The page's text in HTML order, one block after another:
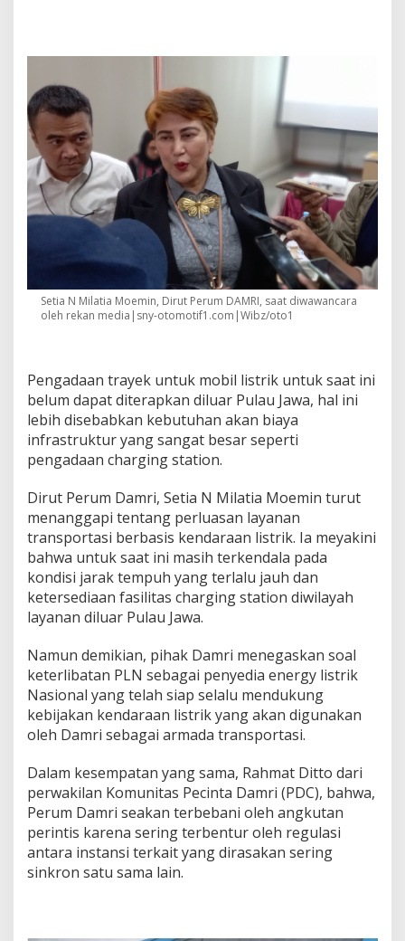
Setia N Milatia Moemin, Dirut Perum DAMRI, saat diwawancara
oleh rekan media|sny-otomotif1.com|Wibz/oto1
Pengadaan trayek untuk mobil listrik untuk saat ini
belum dapat diterapkan diluar Pulau Jawa, hal ini
lebih disebabkan kebutuhan akan biaya
infrastruktur yang sangat besar seperti
pengadaan charging station.
Dirut Perum Damri, Setia N Milatia Moemin turut
menanggapi tentang perluasan layanan
transportasi berbasis kendaraan listrik. Ia meyakini
bahwa untuk saat ini masih terkendala pada
kondisi jarak tempuh yang terlalu jauh dan
ketersediaan fasilitas charging station diwilayah
layanan diluar Pulau Jawa.
Namun demikian, pihak Damri menegaskan soal
keterlibatan PLN sebagai penyedia energy listrik
Nasional yang telah siap selalu mendukung
kebijakan kendaraan listrik yang akan digunakan
oleh Damri sebagai armada transportasi.
Dalam kesempatan yang sama, Rahmat Ditto dari
perwakilan Komunitas Pecinta Damri (PDC), bahwa,
Perum Damri seakan terbebani oleh angkutan
perintis karena sering terbentur oleh regulasi
antara instansi terkait yang dirasakan sering
sinkron satu sama lain.